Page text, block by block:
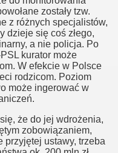
zostały tzw.
z różnych specjalistów,
dzieje się coś złego,
a nie policja. Po
kurator może
W efekcie w Polsce
rodzicom. Poziom
może ingerować w
że do jej wdrożenia,
zobowiązaniem,
przyjętej ustawy, trzeba